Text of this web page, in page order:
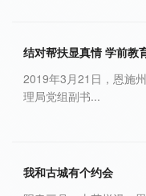
结对帮扶显真情 学前教
2019年3月21日，恩施
理局党组副书...
我和古城有个约会